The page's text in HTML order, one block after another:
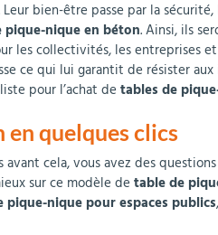
bien-être passe par la
pique-nique en béton. Ainsi, ils
les collectivités, les entreprises
ce qui lui garantit de résister
pour l’achat de tables de
quelques clics
avant cela, vous avez des
sur ce modèle de table de
pique-nique pour espaces publics